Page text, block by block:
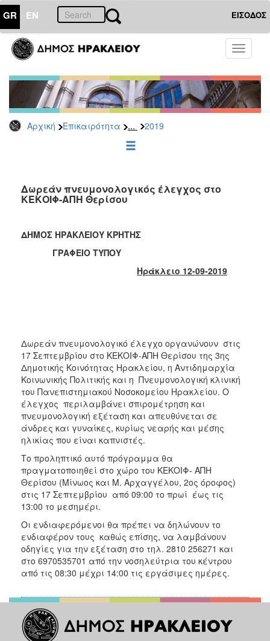
GR EN ΕΙΣΟΔΟΣ
Toggle
Αρχική Επικαιρότητα ... 2019
ΕΠΙΚΑΙΡΟΤΗΤΑ
Τύπου
Αρχείο
2026
2025
2022
2021
2019
2018
2012
2011
2010
2006
ΔΗΜΟΤΗΣ
ΕΠΙΣΚΕΠΤΗΣ
ΗΡΑΚΛΕΙΟ
Δωρεάν πνευμονολογικός έλεγχος στο
ΚΕΚΟΙΦ-ΑΠΗ Θερίσου
ΔΗΜΟΣ ΗΡΑΚΛΕΙΟΥ ΚΡΗΤΗΣ
ΓΡΑΦΕΙΟ ΤΥΠΟΥ
Ηράκλειο 12-09-2019
Δωρεάν πνευμονολογικό έλεγχο οργανώνουν στις
17 Σεπτεμβρίου στο ΚΕΚΟΙΦ-ΑΠΗ Θερίσου της 3ης
Δημοτικής Κοινότητας Ηρακλείου, η Αντιδημαρχία
Κοινωνικής Πολιτικής και η Πνευμονολογική κλινική
του Πανεπιστημιακού Νοσοκομείου Ηρακλείου. Ο
έλεγχος περιλαμβάνει σπιρομέτρηση και
πνευμονολογική εξέταση και απευθύνεται σε
άνδρες και γυναίκες, κυρίως νεαρής και μέσης
ηλικίας που είναι καπνιστές.
Το προληπτικό αυτό πρόγραμμα θα
πραγματοποιηθεί στο χώρο του ΚΕΚΟΙΦ- ΑΠΗ
Θερίσου (Μίνωος και Μ. Αρχαγγέλου, 2ος όροφος)
στις 17 Σεπτεμβρίου από 09:00 το πρωί έως τις
13:00 το μεσημέρι.
Οι ενδιαφερόμενοι θα πρέπει να δηλώνουν το
ενδιαφέρον τους καθώς επίσης, να λαμβάνουν
οδηγίες για την εξέταση στο τηλ. 2810 256271 και
στο 6970535701 από την νοσηλεύτρια του κέντρου
από τις 08:30 μέχρι 14:00 τις εργάσιμες ημέρες.